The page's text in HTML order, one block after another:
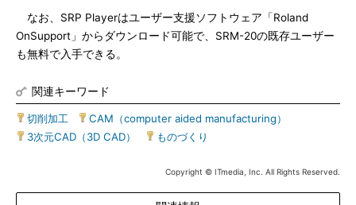
なお、SRP Playerはユーザー支援ソフトウェア「Roland
OnSupport」からダウンロード可能で、SRM-20の既存ユーザー
も無料で入手できる。
関連キーワード
切削加工 CAM（computer aided manufacturing）
3次元CAD（3D CAD）
ものづくり
Copyright © ITmedia, Inc. All Rights Reserved.